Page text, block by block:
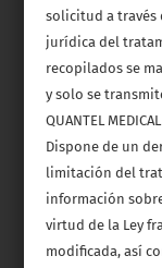
solicitud a través
jurídica del
recopilados se
y solo se
QUANTEL
Dispone de un
limitación del
información
virtud de la Ley
modificada, así